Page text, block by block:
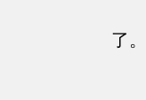
了。